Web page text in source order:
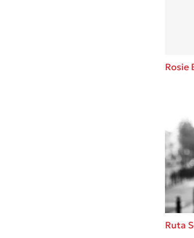
Rosie
Ruta